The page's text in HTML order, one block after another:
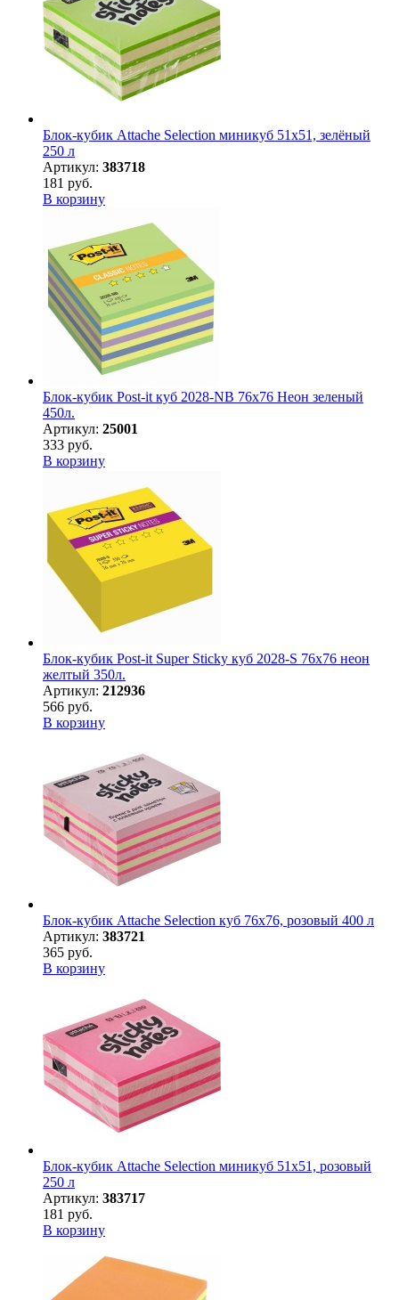
Блок-кубик Attache Selection миникуб 51х51, зелёный
250 л
Артикул: 383718
181 руб.
В корзину
Блок-кубик Post-it куб 2028-NB 76х76 Неон зеленый
450л.
Артикул: 25001
333 руб.
В корзину
Блок-кубик Post-it Super Sticky куб 2028-S 76х76 неон
желтый 350л.
Артикул: 212936
566 руб.
В корзину
Блок-кубик Attache Selection куб 76х76, розовый 400 л
Артикул: 383721
365 руб.
В корзину
Блок-кубик Attache Selection миникуб 51х51, розовый
250 л
Артикул: 383717
181 руб.
В корзину